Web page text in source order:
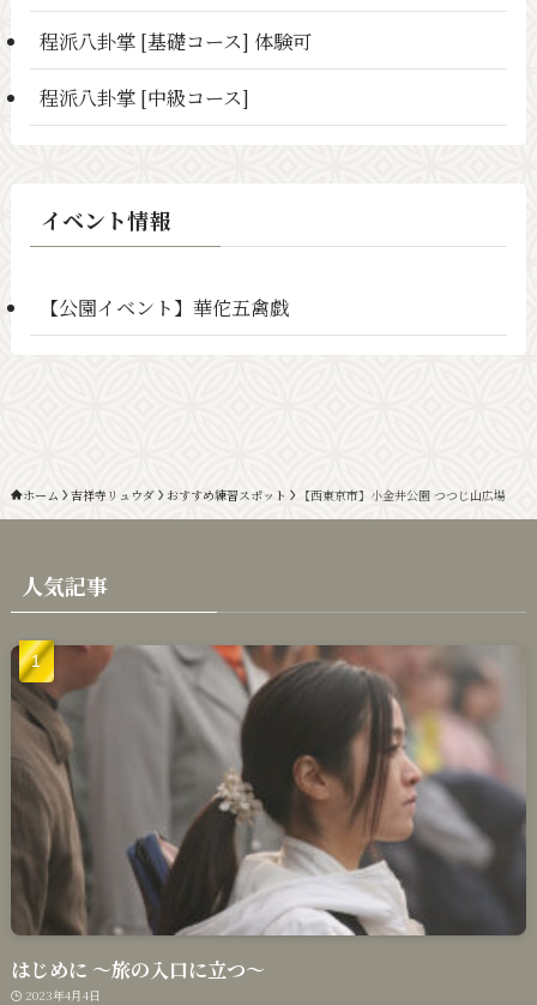
程派八卦掌 [基礎コース] 体験可
程派八卦掌 [中級コース]
イベント情報
【公園イベント】華佗五禽戯
ホーム 吉祥寺リュウダ おすすめ練習スポット 【西東京市】小金井公園 つつじ山広場
人気記事
はじめに 〜旅の入口に立つ〜
2023年4月4日